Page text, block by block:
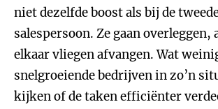
niet dezelfde boost als bij de
salespersoon. Ze gaan overleggen,
elkaar vliegen afvangen. Wat
snelgroeiende bedrijven in zo’n
kijken of de taken efficiënter